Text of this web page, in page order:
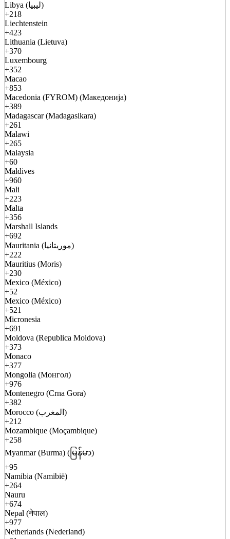
Libya (ليبيا)
+218
Liechtenstein
+423
Lithuania (Lietuva)
+370
Luxembourg
+352
Macao
+853
Macedonia (FYROM) (Македонија)
+389
Madagascar (Madagasikara)
+261
Malawi
+265
Malaysia
+60
Maldives
+960
Mali
+223
Malta
+356
Marshall Islands
+692
Mauritania (موريتانيا)
+222
Mauritius (Moris)
+230
Mexico (México)
+52
Mexico (México)
+521
Micronesia
+691
Moldova (Republica Moldova)
+373
Monaco
+377
Mongolia (Монгол)
+976
Montenegro (Crna Gora)
+382
Morocco (المغرب)
+212
Mozambique (Moçambique)
+258
Myanmar (Burma) (မြန်မာ)
+95
Namibia (Namibië)
+264
Nauru
+674
Nepal (नेपाल)
+977
Netherlands (Nederland)